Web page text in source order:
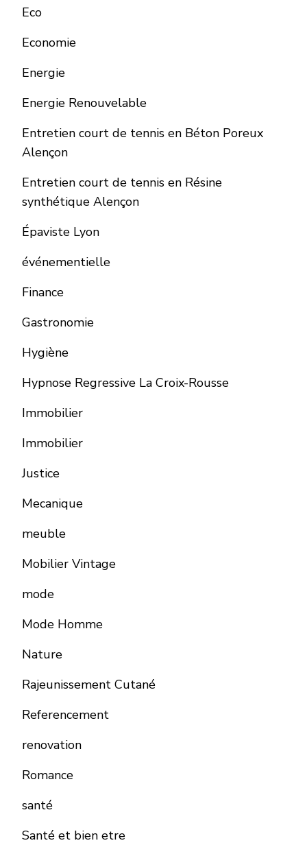
Eco
Economie
Energie
Energie Renouvelable
Entretien court de tennis en Béton Poreux
Alençon
Entretien court de tennis en Résine
synthétique Alençon
Épaviste Lyon
événementielle
Finance
Gastronomie
Hygiène
Hypnose Regressive La Croix-Rousse
Immobilier
Immobilier
Justice
Mecanique
meuble
Mobilier Vintage
mode
Mode Homme
Nature
Rajeunissement Cutané
Referencement
renovation
Romance
santé
Santé et bien etre